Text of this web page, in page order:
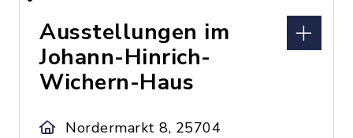
Ausstellungen im
Johann-Hinrich-
Wichern-Haus
Nordermarkt 8, 25704